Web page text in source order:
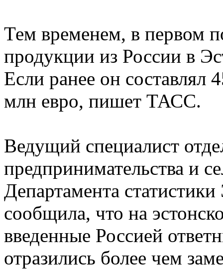
Тем временем, в первом
продукции из России в
Если ранее он
млн евро, пишет ТАСС.
Ведущий специалист
предпринимательства и
Департамента
сообщила, что на
введенные Россией
отразились более чем